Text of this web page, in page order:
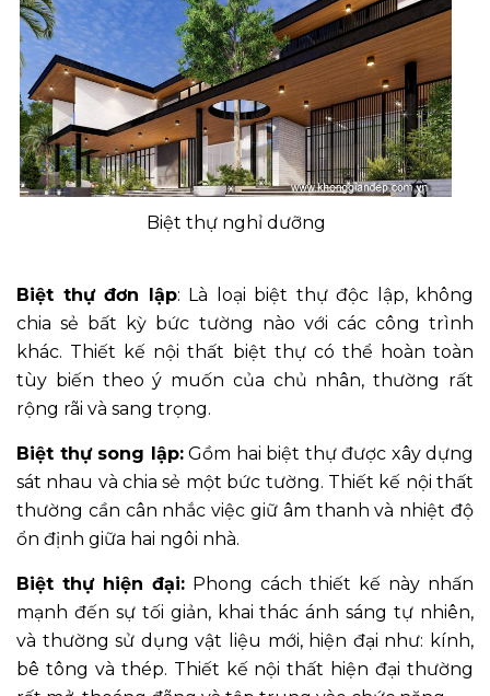
Biệt thự nghỉ dưỡng
Biệt thự đơn lập: Là loại biệt thự độc lập, không
chia sẻ bất kỳ bức tường nào với các công trình
khác. Thiết kế nội thất biệt thự có thể hoàn toàn
tùy biến theo ý muốn của chủ nhân, thường rất
rộng rãi và sang trọng.
Biệt thự song lập:Gồm hai biệt thự được xây dựng
sát nhau và chia sẻ một bức tường. Thiết kế nội thất
thường cần cân nhắc việc giữ âm thanh và nhiệt độ
ổn định giữa hai ngôi nhà.
Biệt thự hiện đại: Phong cách thiết kế này nhấn
mạnh đến sự tối giản, khai thác ánh sáng tự nhiên,
và thường sử dụng vật liệu mới, hiện đại như: kính,
bê tông và thép. Thiết kế nội thất hiện đại thường